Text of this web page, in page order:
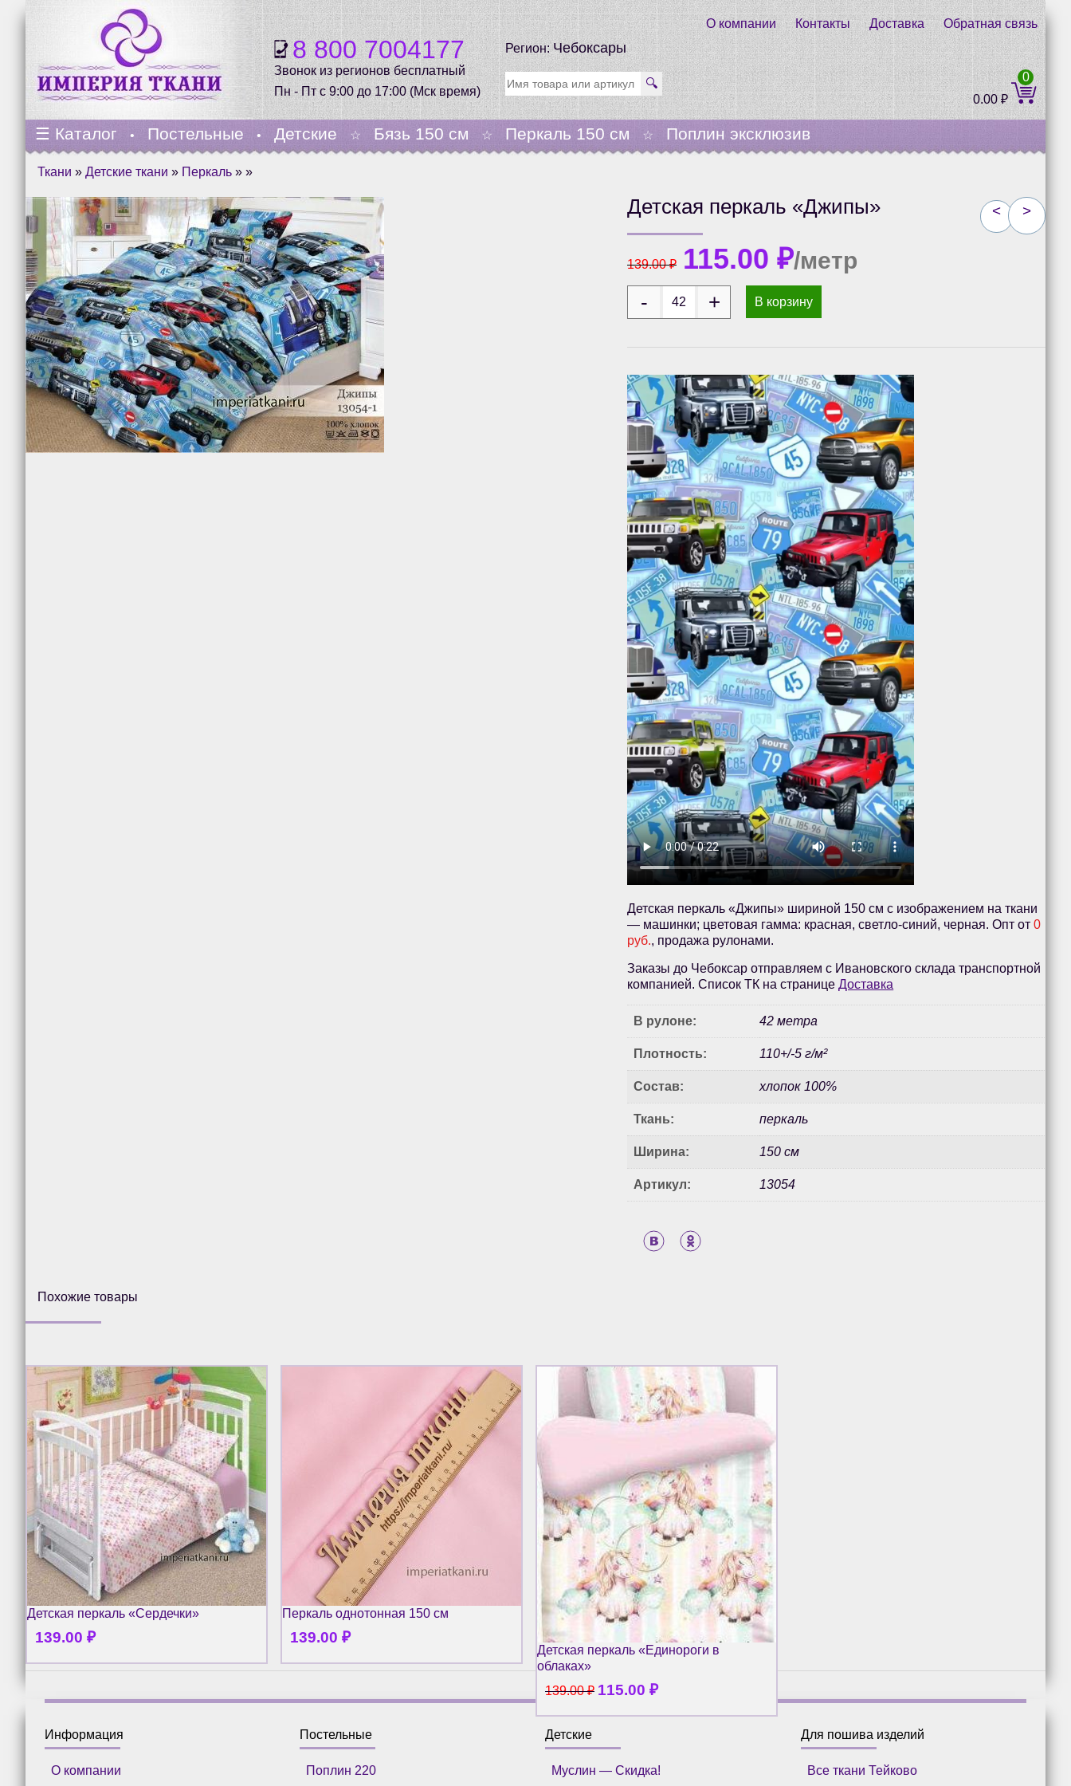
8 800 7004177
Звонок из регионов бесплатный
Пн - Пт с 9:00 до 17:00 (Мск время)
О компании Контакты Доставка
Обратная связь
Регион:Чебоксары
🔍
0.00₽
0
☰ Каталог • Постельные • Детские ☆ Бязь 150 см ☆ Перкаль 150 см ☆ Поплин эксклюзив
Ткани » Детские ткани » Перкаль » »
< >
Детская перкаль «Джипы»
139.00₽ 115.00₽/метр
В корзину
Детская перкаль «Джипы» шириной 150 см с изображением на ткани
— машинки; цветовая гамма: красная, светло-синий, черная. Опт от0
руб., продажа рулонами.
Заказы до Чебоксар отправляем с Ивановского склада транспортной
компанией. Список ТК на страницеДоставка
В рулоне: 42 метра
Плотность: 110+/-5 г/м²
Состав: хлопок 100%
Ткань: перкаль
Ширина: 150 см
Артикул: 13054
Похожие товары
Детская перкаль «Сердечки»
139.00 ₽
Перкаль однотонная 150 см
139.00 ₽
Детская перкаль «Единороги в
облаках»
139.00₽ 115.00 ₽
Информация
О компании
Постельные
Поплин 220
Детские
Муслин — Скидка!
Для пошива изделий
Все ткани Тейково